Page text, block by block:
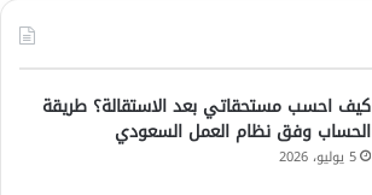
كيف احسب مستحقاتي بعد الاستقالة؟ طريقة
الحساب وفق نظام العمل السعودي
5 يوليو، 2026